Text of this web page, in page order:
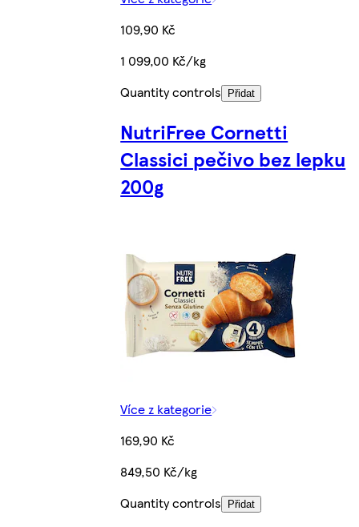
109,90 Kč
1 099,00 Kč/kg
Quantity controls
Přidat
NutriFree Cornetti
Classici pečivo bez lepku
200g
Více z kategorie
169,90 Kč
849,50 Kč/kg
Quantity controls Přidat